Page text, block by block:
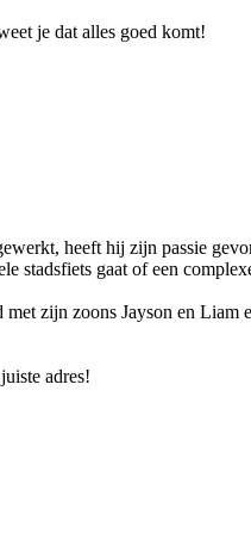
je dat alles goed komt!
heeft hij zijn passie
stadsfiets gaat of een
zijn zoons Jayson en
adres!